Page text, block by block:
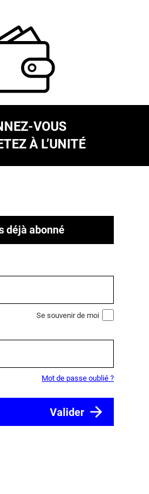
VOUS
À L’UNITÉ
déjà abonné
Se souvenir de moi
Mot de passe oublié ?